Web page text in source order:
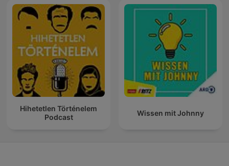
Hihetetlen Történelem
Podcast
Wissen mit Johnny